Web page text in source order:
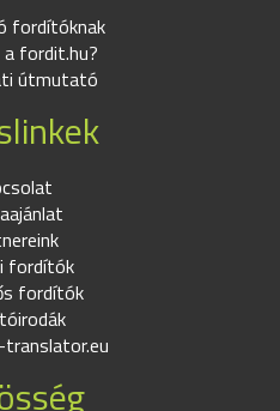
fordítóknak
fordit.hu?
útmutató
fordítók
fordítók
translator.eu